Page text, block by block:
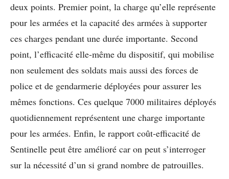
deux points. Premier point, la charge qu’elle représente
pour les armées et la capacité des armées à supporter
ces charges pendant une durée importante. Second
point, l’efficacité elle-même du dispositif, qui mobilise
non seulement des soldats mais aussi des forces de
police et de gendarmerie déployées pour assurer les
mêmes fonctions. Ces quelque 7000 militaires déployés
quotidiennement représentent une charge importante
pour les armées. Enfin, le rapport coût-efficacité de
Sentinelle peut être amélioré car on peut s’interroger
sur la nécessité d’un si grand nombre de patrouilles.